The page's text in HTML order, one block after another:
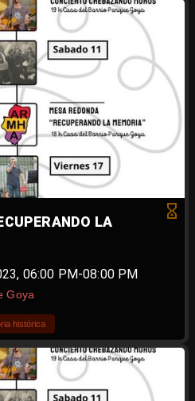
LA
06:00 PM-08:00 PM
Goya
histórica